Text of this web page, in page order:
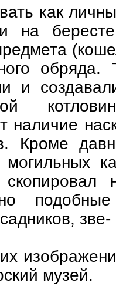
как
на
и
наличие
Кроме
могильных
зве-
музей.